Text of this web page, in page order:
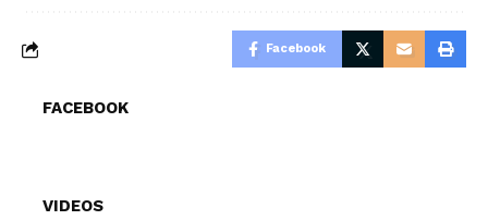
Facebook
FACEBOOK
VIDEOS